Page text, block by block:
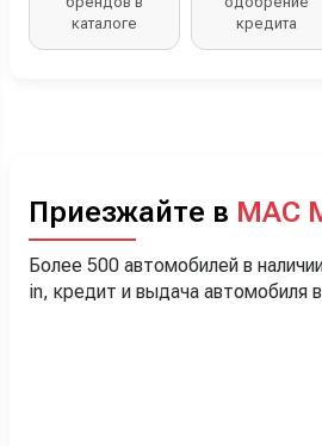
каталоге
кредита
Приезжайте в МАС
Более 500 автомобилей в
in, кредит и выдача автомобиля